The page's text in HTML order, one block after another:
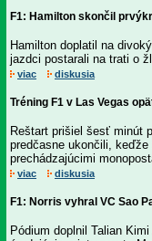
F1: Hamilton skončil
Hamilton doplatil na
jazdci postarali na trati o
viac diskusia
Tréning F1 v Las Vegas
Reštart prišiel šesť minút
predčasne ukončili,
prechádzajúcimi
viac diskusia
F1: Norris vyhral VC Sao
Pódium doplnil Talian